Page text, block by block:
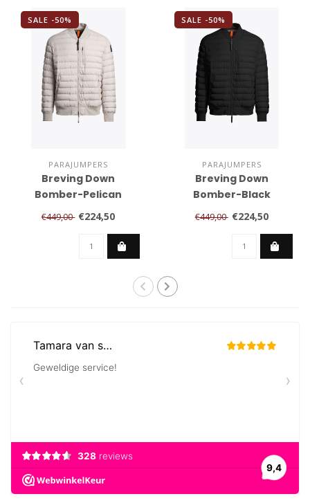
SALE -50%
PARAJUMPERS
Breving Down
Bomber-Pelican
€449,00 €224,50
SALE -50%
PARAJUMPERS
Breving Down
Bomber-Black
€449,00 €224,50